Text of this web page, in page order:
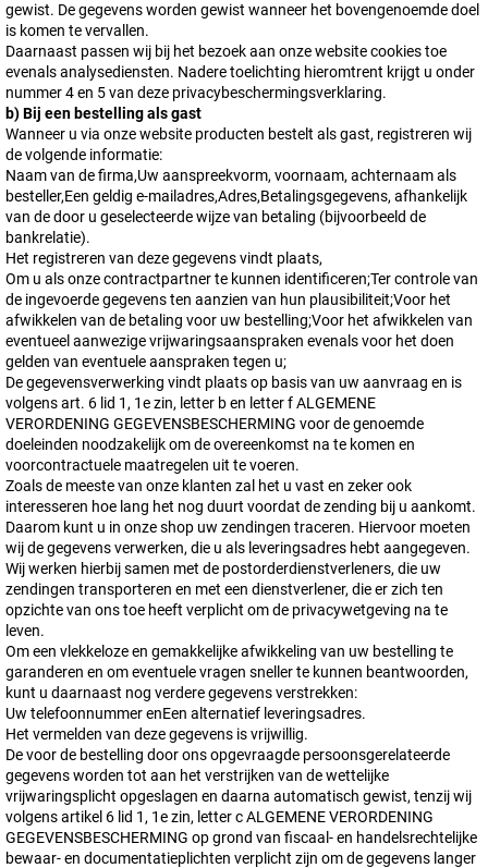
gewist. De gegevens worden gewist wanneer het bovengenoemde doel
is komen te vervallen.
Daarnaast passen wij bij het bezoek aan onze website cookies toe
evenals analysediensten. Nadere toelichting hieromtrent krijgt u onder
nummer 4 en 5 van deze privacybeschermingsverklaring.
b) Bij een bestelling als gast
Wanneer u via onze website producten bestelt als gast, registreren wij
de volgende informatie:
Naam van de firma,Uw aanspreekvorm, voornaam, achternaam als
besteller,Een geldig e-mailadres,Adres,Betalingsgegevens, afhankelijk
van de door u geselecteerde wijze van betaling (bijvoorbeeld de
bankrelatie).
Het registreren van deze gegevens vindt plaats,
Om u als onze contractpartner te kunnen identificeren;Ter controle van
de ingevoerde gegevens ten aanzien van hun plausibiliteit;Voor het
afwikkelen van de betaling voor uw bestelling;Voor het afwikkelen van
eventueel aanwezige vrijwaringsaanspraken evenals voor het doen
gelden van eventuele aanspraken tegen u;
De gegevensverwerking vindt plaats op basis van uw aanvraag en is
volgens art. 6 lid 1, 1e zin, letter b en letter f ALGEMENE
VERORDENING GEGEVENSBESCHERMING voor de genoemde
doeleinden noodzakelijk om de overeenkomst na te komen en
voorcontractuele maatregelen uit te voeren.
Zoals de meeste van onze klanten zal het u vast en zeker ook
interesseren hoe lang het nog duurt voordat de zending bij u aankomt.
Daarom kunt u in onze shop uw zendingen traceren. Hiervoor moeten
wij de gegevens verwerken, die u als leveringsadres hebt aangegeven.
Wij werken hierbij samen met de postorderdienstverleners, die uw
zendingen transporteren en met een dienstverlener, die er zich ten
opzichte van ons toe heeft verplicht om de privacywetgeving na te
leven.
Om een vlekkeloze en gemakkelijke afwikkeling van uw bestelling te
garanderen en om eventuele vragen sneller te kunnen beantwoorden,
kunt u daarnaast nog verdere gegevens verstrekken:
Uw telefoonnummer enEen alternatief leveringsadres.
Het vermelden van deze gegevens is vrijwillig.
De voor de bestelling door ons opgevraagde persoonsgerelateerde
gegevens worden tot aan het verstrijken van de wettelijke
vrijwaringsplicht opgeslagen en daarna automatisch gewist, tenzij wij
volgens artikel 6 lid 1, 1e zin, letter c ALGEMENE VERORDENING
GEGEVENSBESCHERMING op grond van fiscaal- en handelsrechtelijke
bewaar- en documentatieplichten verplicht zijn om de gegevens langer